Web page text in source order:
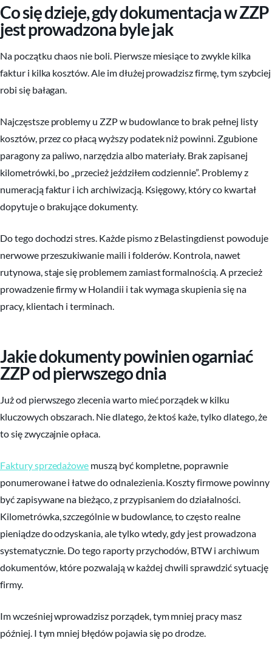
Co się dzieje, gdy dokumentacja w ZZP
jest prowadzona byle jak
Na początku chaos nie boli. Pierwsze miesiące to zwykle kilka
faktur i kilka kosztów. Ale im dłużej prowadzisz firmę, tym szybciej
robi się bałagan.
Najczęstsze problemy u ZZP w budowlance to brak pełnej listy
kosztów, przez co płacą wyższy podatek niż powinni. Zgubione
paragony za paliwo, narzędzia albo materiały. Brak zapisanej
kilometrówki, bo „przecież jeździłem codziennie”. Problemy z
numeracją faktur i ich archiwizacją. Księgowy, który co kwartał
dopytuje o brakujące dokumenty.
Do tego dochodzi stres. Każde pismo z Belastingdienst powoduje
nerwowe przeszukiwanie maili i folderów. Kontrola, nawet
rutynowa, staje się problemem zamiast formalnością. A przecież
prowadzenie firmy w Holandii i tak wymaga skupienia się na
pracy, klientach i terminach.
Jakie dokumenty powinien ogarniać
ZZP od pierwszego dnia
Już od pierwszego zlecenia warto mieć porządek w kilku
kluczowych obszarach. Nie dlatego, że ktoś każe, tylko dlatego, że
to się zwyczajnie opłaca.
Faktury sprzedażowe muszą być kompletne, poprawnie
ponumerowane i łatwe do odnalezienia. Koszty firmowe powinny
być zapisywane na bieżąco, z przypisaniem do działalności.
Kilometrówka, szczególnie w budowlance, to często realne
pieniądze do odzyskania, ale tylko wtedy, gdy jest prowadzona
systematycznie. Do tego raporty przychodów, BTW i archiwum
dokumentów, które pozwalają w każdej chwili sprawdzić sytuację
firmy.
Im wcześniej wprowadzisz porządek, tym mniej pracy masz
później. I tym mniej błędów pojawia się po drodze.